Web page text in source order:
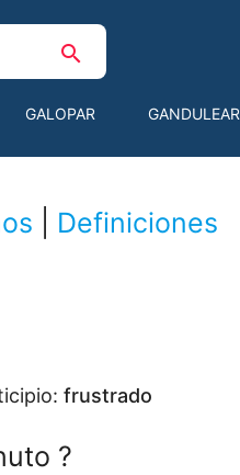
search
GALOPAR GANDULEAR
Definiciones
frustrado
?